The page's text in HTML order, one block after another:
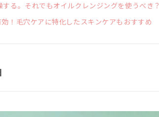
る。それでもオイルクレンジングを使うべき？
！毛穴ケアに特化したスキンケアもおすすめ